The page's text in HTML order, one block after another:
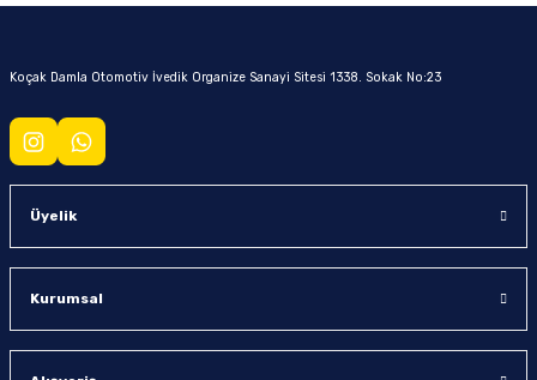
Koçak Damla Otomotiv İvedik Organize Sanayi Sitesi 1338. Sokak No:23
Üyelik
Kurumsal